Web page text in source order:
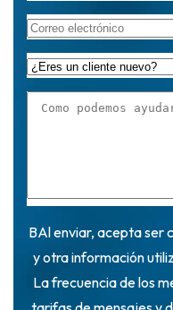
BAl enviar, acepta ser
y otra información
La frecuencia de los